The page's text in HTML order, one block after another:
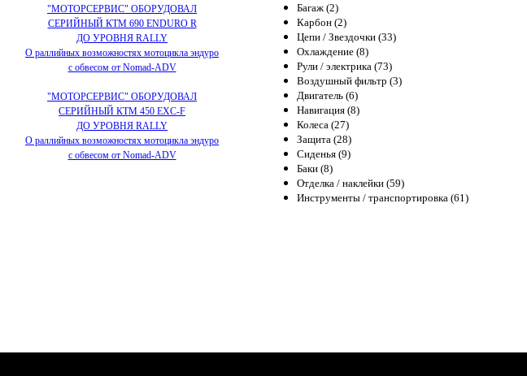
"МОТОРСЕРВИС" ОБОРУДОВАЛ
СЕРИЙНЫЙ КТМ 690 ENDURO R
ДО УРОВНЯ RALLY
О раллийных возможностях мотоцикла эндуро
с обвесом от Nomad-ADV
"МОТОРСЕРВИС" ОБОРУДОВАЛ
СЕРИЙНЫЙ КТМ 450 EXC-F
ДО УРОВНЯ RALLY
О раллийных возможностях мотоцикла эндуро
с обвесом от Nomad-ADV
Багаж (2)
Карбон (2)
Цепи / Звездочки (33)
Охлаждение (8)
Рули / электрика (73)
Воздушный фильтр (3)
Двигатель (6)
Навигация (8)
Колеса (27)
Защита (28)
Сиденья (9)
Баки (8)
Отделка / наклейки (59)
Инструменты / транспортировка (61)